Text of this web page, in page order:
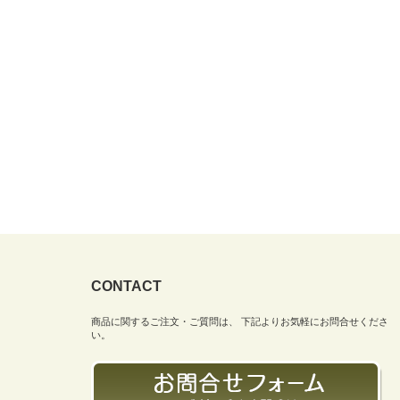
CONTACT
商品に関するご注文・ご質問は、 下記よりお気軽にお問合せくださ
い。